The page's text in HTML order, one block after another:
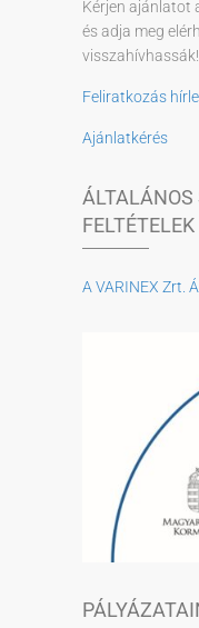
Kérjen ajánlatot
és adja meg
visszahívhassák!
Feliratkozás
Ajánlatkérés
ÁLTALÁNOS
FELTÉTELEK
A VARINEX Zrt.